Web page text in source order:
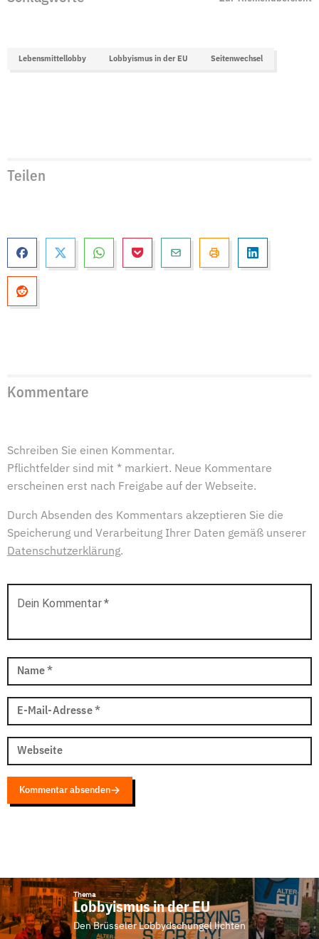
Lebensmittellobby Lobbyismus in der EU Seitenwechsel
Teilen
Kommentare
Schreiben Sie einen Kommentar.
Pflichtfelder sind mit * markiert. Neue Kommentare
erscheinen erst nach Freigabe auf der Webseite.
Durch Absenden des Kommentars akzeptieren Sie die
Speicherung und Verarbeitung Ihrer Daten gemäß unserer
Datenschutzerklärung.
Dein Kommentar*
Name *
E-Mail-Adresse *
Webseite
Kommentar absenden
Thema
Lobbyismus in der EU
Den Brüsseler Lobbydschungel lichten